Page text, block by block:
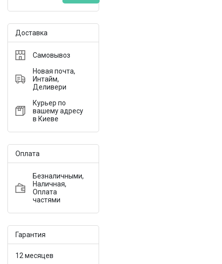
Доставка
Самовывоз
Новая почта,
Интайм,
Деливери
Курьер по
вашему адресу
в Киеве
Оплата
Безналичными,
Наличная,
Оплата
частями
Гарантия
12 месяцев